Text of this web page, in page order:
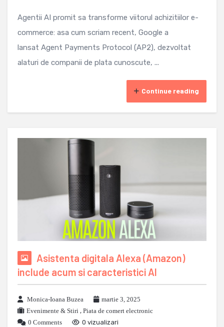
Agentii AI promit sa transforme viitorul achizitiilor e-
commerce: asa cum scriam recent, Google a
lansat Agent Payments Protocol (AP2), dezvoltat
alaturi de companii de plata cunoscute, ...
Continue reading
Asistenta digitala Alexa (Amazon)
include acum si caracteristici AI
Monica-Ioana Buzea
martie 3, 2025
Evenimente & Stiri , Piata de comert electronic
0 Comments
0 vizualizari